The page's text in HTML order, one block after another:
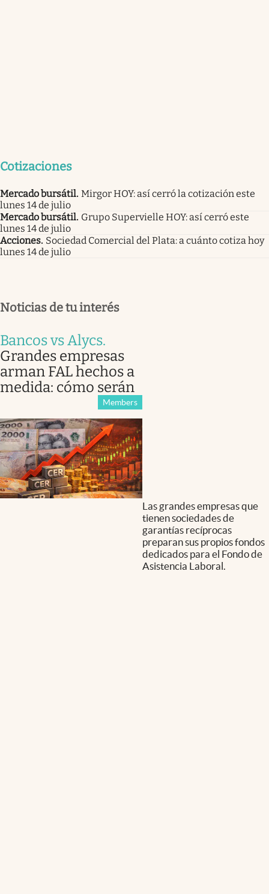
Cotizaciones
Mercado bursátil. Mirgor HOY: así cerró la cotización este
lunes 14 de julio
Mercado bursátil. Grupo Supervielle HOY: así cerró este
lunes 14 de julio
Acciones. Sociedad Comercial del Plata: a cuánto cotiza hoy
lunes 14 de julio
Noticias de tu interés
Bancos vs Alycs.
Grandes empresas
arman FAL hechos a
medida: cómo serán
Members
Las grandes empresas que
tienen sociedades de
garantías recíprocas
preparan sus propios fondos
dedicados para el Fondo de
Asistencia Laboral.